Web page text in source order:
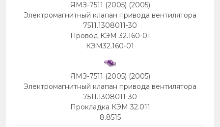
ЯМЗ-7511 (2005) (2005)
Электромагнитный клапан привода вентилятора
7511.1308011-30
Провод КЭМ 32.160-01
КЭМ32.160-01
ЯМЗ-7511 (2005) (2005)
Электромагнитный клапан привода вентилятора
7511.1308011-30
Прокладка КЭМ 32.011
8.8515